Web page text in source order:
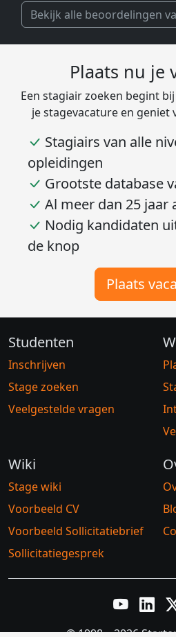
Bekijk alle beoordelingen
Plaats nu je
Een stagiair zoeken begint
je stagevacature en geniet
Stagiairs van alle
opleidingen
Grootste database
Al meer dan 25 jaar
Nodig kandidaten
de knop
Plaats
Studenten
Inschrijven
Stage zoeken
Veelgestelde vragen
Wiki
Stage wiki
Voorbeeld CV
Voorbeeld Sollicitatiebrief
Sollicitatiegesprek
YouTube
© 1998 – 2026